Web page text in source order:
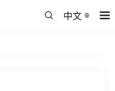
中文